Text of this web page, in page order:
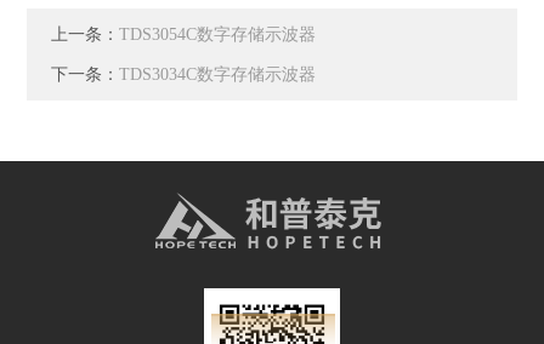
上一条：TDS3054C数字存储示波器
下一条：TDS3034C数字存储示波器